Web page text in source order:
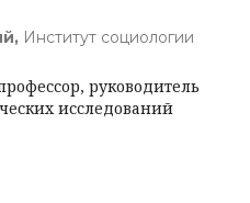
Институт социологии
руководитель
исследований